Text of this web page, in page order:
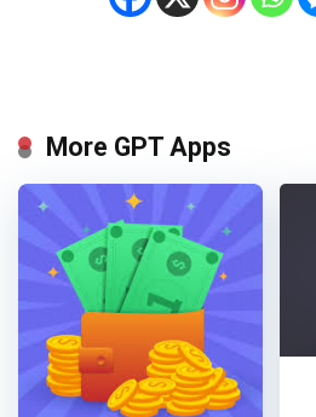
More GPT Apps